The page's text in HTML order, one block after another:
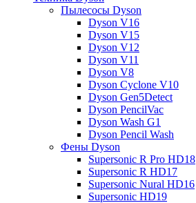
Пылесосы Dyson
Dyson V16
Dyson V15
Dyson V12
Dyson V11
Dyson V8
Dyson Cyclone V10
Dyson Gen5Detect
Dyson PencilVac
Dyson Wash G1
Dyson Pencil Wash
Фены Dyson
Supersonic R Pro HD18
Supersonic R HD17
Supersonic Nural HD16
Supersonic HD19